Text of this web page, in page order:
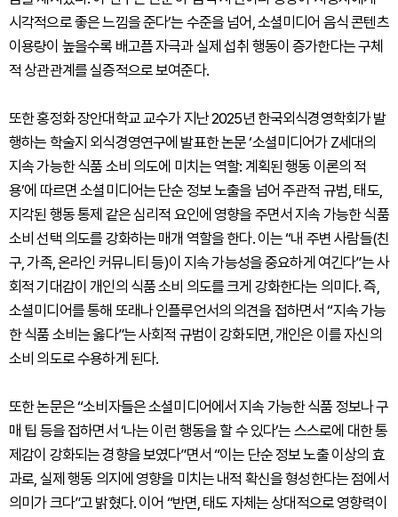
시각적으로 좋은 느낌을 준다’는 수준을 넘어, 소셜미디어 음식 콘텐츠
이용량이 높을수록 배고픔 자극과 실제 섭취 행동이 증가한다는 구체
적 상관관계를 실증적으로 보여준다.
또한 홍정화 장안대학교 교수가 지난 2025년 한국외식경영학회가 발
행하는 학술지 외식경영연구에 발표한 논문 ‘소셜미디어가 Z세대의
지속 가능한 식품 소비 의도에 미치는 역할: 계획된 행동 이론의 적
용’에 따르면 소셜미디어는 단순 정보 노출을 넘어 주관적 규범, 태도,
지각된 행동 통제 같은 심리적 요인에 영향을 주면서 지속 가능한 식품
소비 선택 의도를 강화하는 매개 역할을 한다. 이는 “내 주변 사람들(친
구, 가족, 온라인 커뮤니티 등)이 지속 가능성을 중요하게 여긴다”는 사
회적 기대감이 개인의 식품 소비 의도를 크게 강화한다는 의미다. 즉,
소셜미디어를 통해 또래나 인플루언서의 의견을 접하면서 “지속 가능
한 식품 소비는 옳다”는 사회적 규범이 강화되면, 개인은 이를 자신의
소비 의도로 수용하게 된다.
또한 논문은 “소비자들은 소셜미디어에서 지속 가능한 식품 정보나 구
매 팁 등을 접하면서 ‘나는 이런 행동을 할 수 있다’는 스스로에 대한 통
제감이 강화되는 경향을 보였다”면서 “이는 단순 정보 노출 이상의 효
과로, 실제 행동 의지에 영향을 미치는 내적 확신을 형성한다는 점에서
의미가 크다”고 밝혔다. 이어 “반면, 태도 자체는 상대적으로 영향력이